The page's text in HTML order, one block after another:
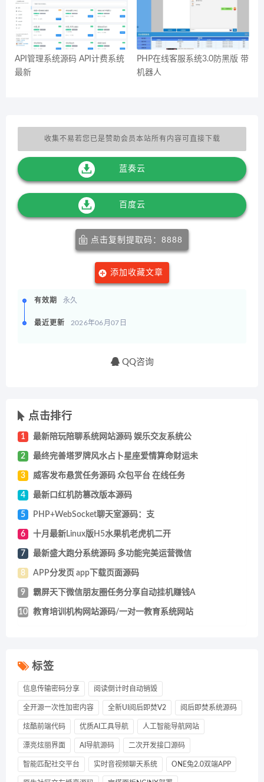
API管理系统源码 API计费系统
最新
PHP在线客服系统3.0防黑版 带
机器人
收集不易若您已是赞助会员本站所有内容可直接下载
蓝奏云
百度云
点击复制提取码：8888
添加收藏文章
有效期 永久
最近更新 2026年06月07日
QQ咨询
点击排行
1 最新陪玩陪聊系统网站源码 娱乐交友系统公
2 最终完善塔罗牌风水占卜星座爱情算命财运未
3 威客发布悬赏任务源码 众包平台 在线任务
4 最新口红机防篡改版本源码
5 PHP+WebSocket聊天室源码：支
6 十月最新Linux版H5水果机老虎机二开
7 最新盛大跑分系统源码 多功能完美运营微信
8 APP分发页 app下载页面源码
9 霸屏天下微信朋友圈任务分享自动挂机赚钱A
10 教育培训机构网站源码/一对一教育系统网站
标签
信息传输密码分享 阅读倒计时自动销毁
全开源一次性加密内容 全新UI阅后即焚V2 阅后即焚系统源码
炫酷前端代码 优质AI工具导航 人工智能导航网站
漂亮炫丽界面 AI导航源码 二次开发接口源码
智能匹配社交平台 实时音视频聊天系统 ONE兔2.0双端APP